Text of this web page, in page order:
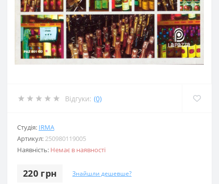
Відгуки: (0)
Студія: IRMA
Артикул:250980119005
Наявність: Немає в наявності
220 грн Знайшли дешевше?